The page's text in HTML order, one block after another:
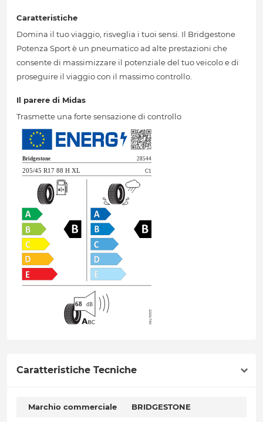
Caratteristiche
Domina il tuo viaggio, risveglia i tuoi sensi. Il Bridgestone
Potenza Sport è un pneumatico ad alte prestazioni che
consente di massimizzare il potenziale del tuo veicolo e di
proseguire il viaggio con il massimo controllo.
Il parere di Midas
Trasmette una forte sensazione di controllo
Caratteristiche Tecniche
Marchio commerciale BRIDGESTONE